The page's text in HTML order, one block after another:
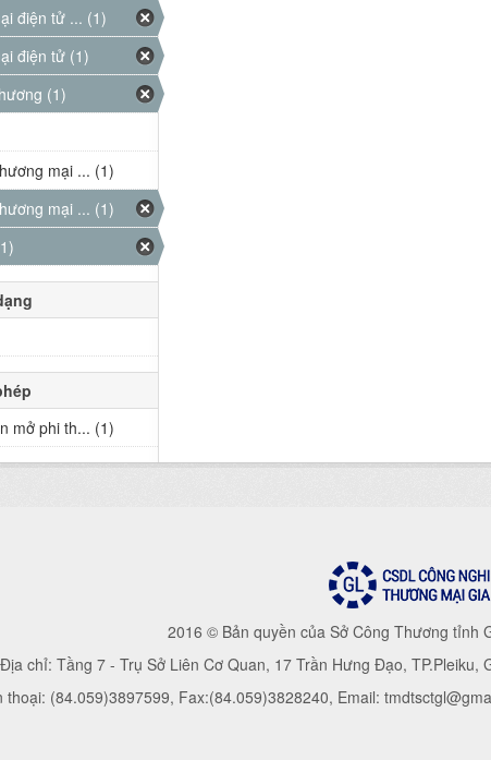
điện tử ... (1)
điện tử (1)
(1)
mại ... (1)
mại ... (1)
mở phi th... (1)
2016 © Bản quyền của Sở Công Thương tỉnh
Địa chỉ: Tầng 7 - Trụ Sở Liên Cơ Quan, 17 Trần Hưng Đạo, TP.Pleiku,
thoại: (84.059)3897599, Fax:(84.059)3828240, Email: